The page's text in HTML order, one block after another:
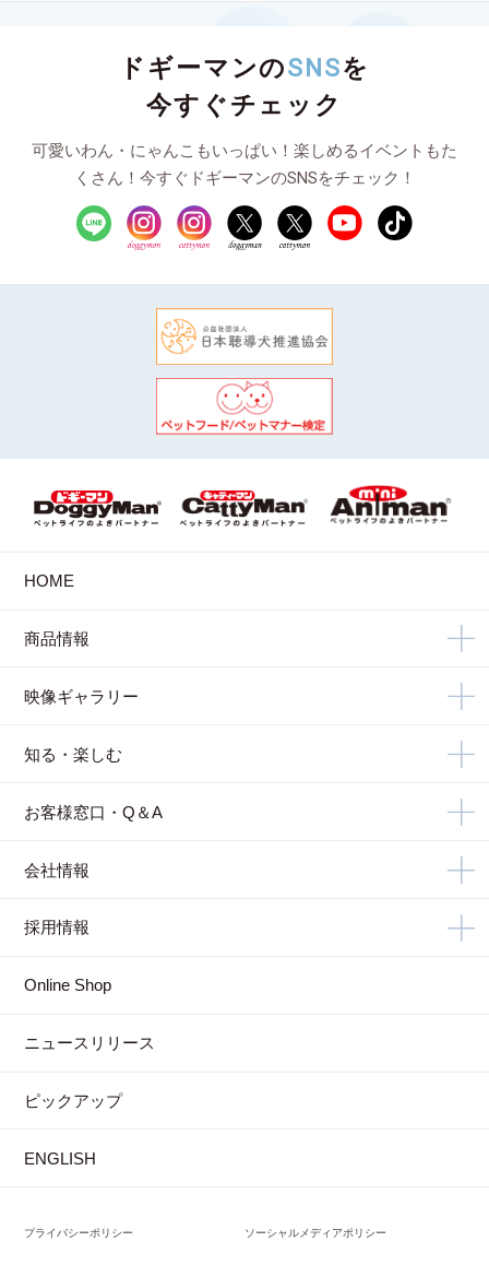
ドギーマンのSNSを
今すぐチェック
可愛いわん・にゃんこもいっぱい！楽しめるイベントもた
くさん！今すぐドギーマンのSNSをチェック！
HOME
商品情報
映像ギャラリー
知る・楽しむ
お客様窓口・Q＆A
会社情報
採用情報
Online Shop
ニュースリリース
ピックアップ
ENGLISH
プライバシーポリシー ソーシャルメディアポリシー